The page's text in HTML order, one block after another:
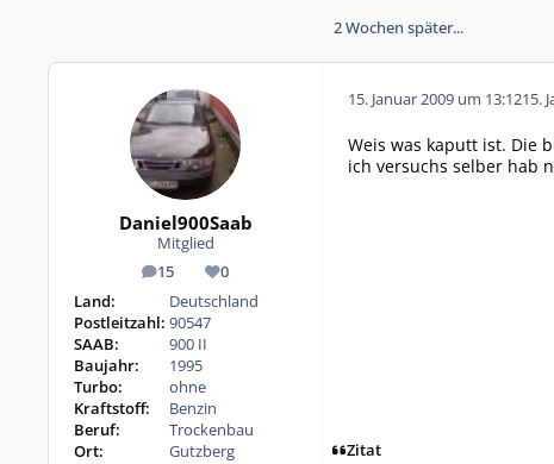
2 Wochen später...
Daniel900Saab
Mitglied
15
Beiträge 0
Reputation
Land:
Deutschland
Postleitzahl: 90547
SAAB:
900 II
Baujahr:
1995
Turbo:
ohne
Kraftstoff:
Benzin
Beruf:
Trockenbau
Ort:
Gutzberg
15. Januar 2009 um 13:1215.
Weis was kaputt ist. Die
ich versuchs selber hab
Zitat